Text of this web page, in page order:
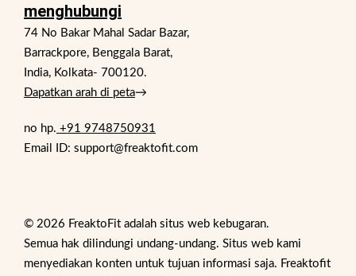
menghubungi
74 No Bakar Mahal Sadar Bazar,
Barrackpore, Benggala Barat,
India, Kolkata- 700120.
Dapatkan arah di peta→
no hp. +91 9748750931
Email ID: support@freaktofit.com
© 2026 FreaktoFit adalah situs web kebugaran.
Semua hak dilindungi undang-undang. Situs web kami
menyediakan konten untuk tujuan informasi saja. Freaktofit